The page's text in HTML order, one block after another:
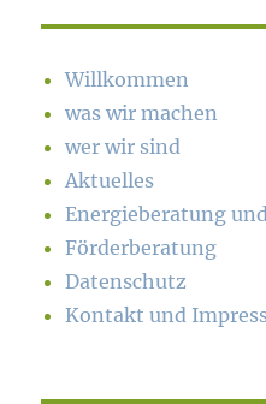
Willkommen
was wir machen
wer wir sind
Aktuelles
Energieberatung
Förderberatung
Datenschutz
Kontakt und